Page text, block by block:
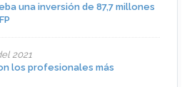
una inversión de 87,7 millones
2021
los profesionales más